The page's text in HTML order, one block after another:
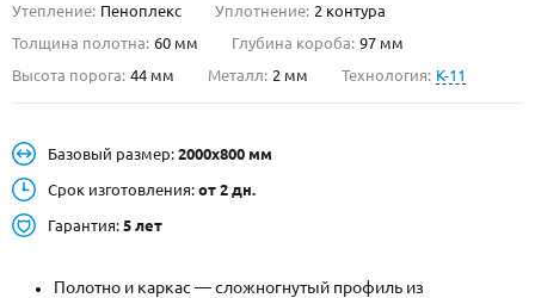
О НАС
Металлические двери от производителя с доставкой и установкой в
Москве и МО
НАЙТИ:
+7 (495) 411-44-41
Утепление: Пеноплекс Уплотнение: 2 контура
Толщина полотна: 60 мм Глубина короба: 97 мм
Высота порога: 44 мм Металл: 2 мм Технология: K-11
Базовый размер: 2000х800 мм
Срок изготовления: от 2 дн.
Гарантия: 5 лет
Полотно и каркас — сложногнутый профиль из